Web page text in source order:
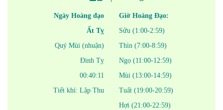
Ngày Hoàng đạo
Ất Tỵ
Quý Mùi (nhuận)
Đinh Tỵ
00:40:11
Tiết khí: Lập Thu
Giờ Hoàng Đạo:
Sửu (1:00-2:59)
Thìn (7:00-8:59)
Ngọ (11:00-12:59)
Mùi (13:00-14:59)
Tuất (19:00-20:59)
Hợi (21:00-22:59)